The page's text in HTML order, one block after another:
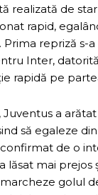
realizată de
rapid,
Prima repriză s-
Inter,
rapidă pe
a
să egaleze
de o
lăsat mai prejos
golul